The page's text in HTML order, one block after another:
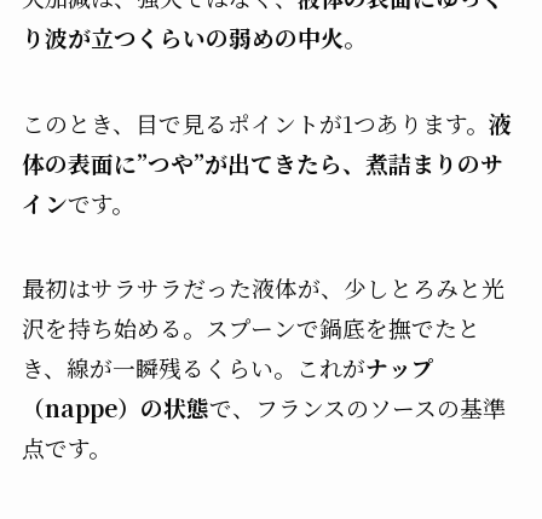
り波が立つくらいの弱めの中火。
このとき、目で見るポイントが1つあります。 液
体の表面に”つや”が出てきたら、煮詰まりのサ
インです。
最初はサラサラだった液体が、少しとろみと光
沢を持ち始める。スプーンで鍋底を撫でたと
き、線が一瞬残るくらい。これがナップ
（nappe）の状態で、フランスのソースの基準
点です。